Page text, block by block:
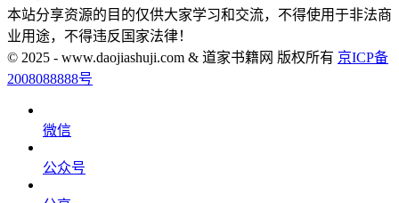
本站分享资源的目的仅供大家学习和交流，不得使用于非法商
业用途，不得违反国家法律！
© 2025 - www.daojiashuji.com & 道家书籍网 版权所有 京ICP备
2008088888号
微信
公众号